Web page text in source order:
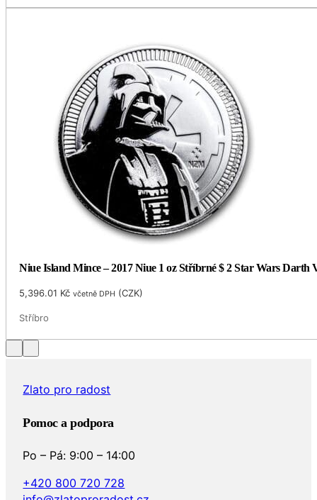
Niue Island Mince – 2017 Niue 1 oz Stříbrné $ 2 Star Wars Darth
5,396.01 Kč včetně DPH (CZK)
Stříbro
Zlato pro radost
Pomoc a podpora
Po – Pá: 9:00 – 14:00
+420 800 720 728